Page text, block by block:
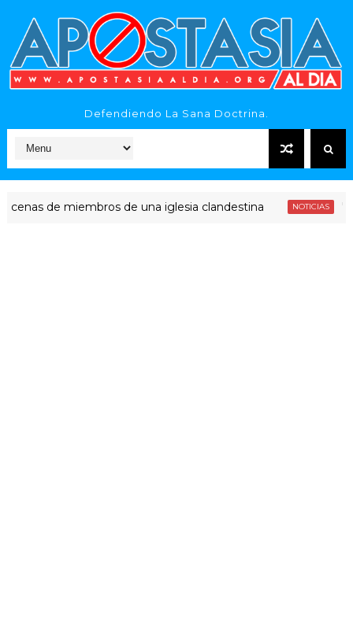
Defendiendo La Sana Doctrina.
de miembros de una iglesia clandestina NOTICIAS "Era